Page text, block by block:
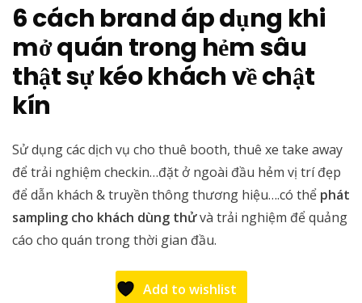
6 cách brand áp dụng khi
mở quán trong hẻm sâu
thật sự kéo khách về chật
kín
Sử dụng các dịch vụ cho thuê booth, thuê xe take away
để trải nghiệm checkin…đặt ở ngoài đầu hẻm vị trí đẹp
để dẫn khách & truyền thông thương hiệu….có thể phát
sampling cho khách dùng thửvà trải nghiệm để quảng
cáo cho quán trong thời gian đầu.
Add to wishlist